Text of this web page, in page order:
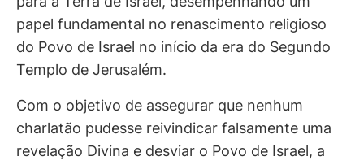
papel fundamental no renascimento religioso
do Povo de Israel no início da era do Segundo
Templo de Jerusalém.
Com o objetivo de assegurar que nenhum
charlatão pudesse reivindicar falsamente uma
revelação Divina e desviar o Povo de Israel, a